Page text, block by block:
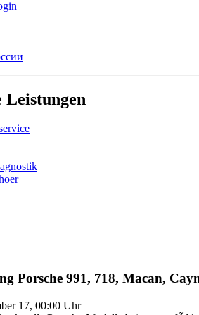
Leistungen
Porsche 991, 718, Macan,
17, 00:00 Uhr